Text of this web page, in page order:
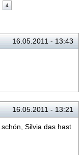
4
16.05.2011 - 13:43
16.05.2011 - 13:21
Silvia das hast